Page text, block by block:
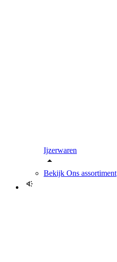
Ijzerwaren
Bekijk Ons assortiment